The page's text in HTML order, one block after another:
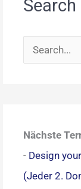
Search
e
n
n
Nächste
- Design
(Jeder 2.